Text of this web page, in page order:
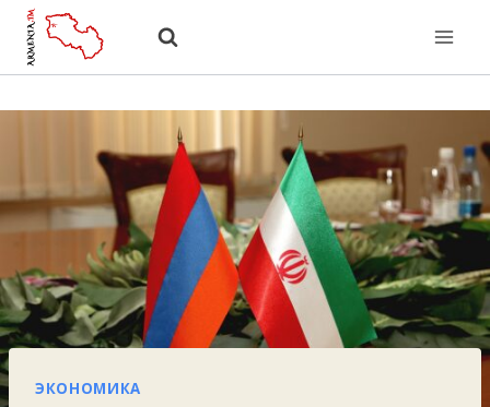
Перейти
ЭКОНОМИКА